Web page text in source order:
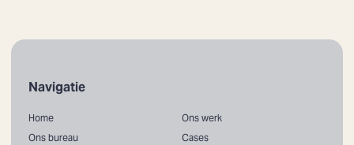
Navigatie
Home
Ons bureau
Ons werk
Cases